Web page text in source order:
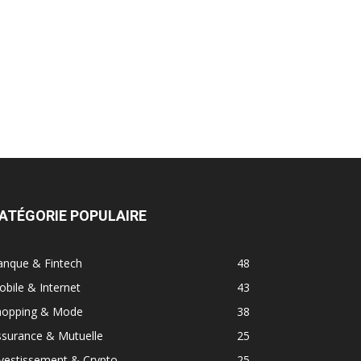
POPULAIRE
& Fintech
48
& Internet
43
& Mode
38
& Mutuelle
25